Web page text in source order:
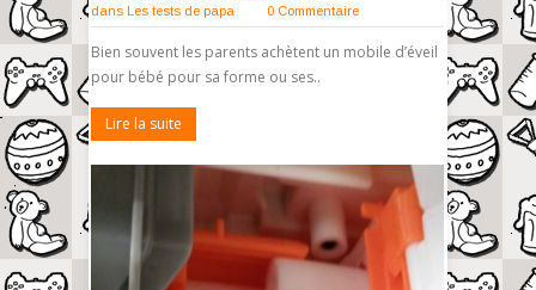
dans Les tests de papa 0 Commentaire
Bien souvent les parents achètent un mobile d’éveil
pour bébé pour sa forme ou ses..
Lire la suite